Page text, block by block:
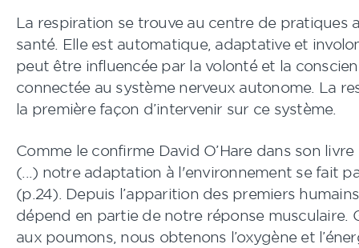
La respiration se trouve au centre de pratiques
santé. Elle est automatique, adaptative et
peut être influencée par la volonté et la
connectée au système nerveux autonome. La
la première façon d’intervenir sur ce système.
Comme le confirme David O’Hare dans son livre
(...) notre adaptation à l'environnement se fait
(p.24). Depuis l’apparition des premiers
dépend en partie de notre réponse musculaire.
aux poumons, nous obtenons l’oxygène et